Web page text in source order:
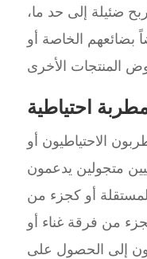
ضئيلة إلى حد ما،
بضائعهم الخاصة أو
احتياطية
الاحتياطيون أو
متجولين يدعمون
أو كجزء من
من فرقة غناء أو
إلى الحصول على